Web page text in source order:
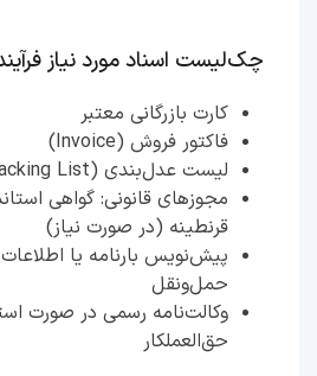
چک‌لیست اسناد مورد نیاز
کارت بازرگانی معتبر
فاکتور فروش (Invoice)
لیست عدل‌بندی (Packing List)
مجوزهای قانونی: گواهی
قرنطینه (در صورت نیاز)
پیش‌نویس بارنامه یا
حمل‌ونقل
وکالت‌نامه رسمی در صورت
حق‌العملکار